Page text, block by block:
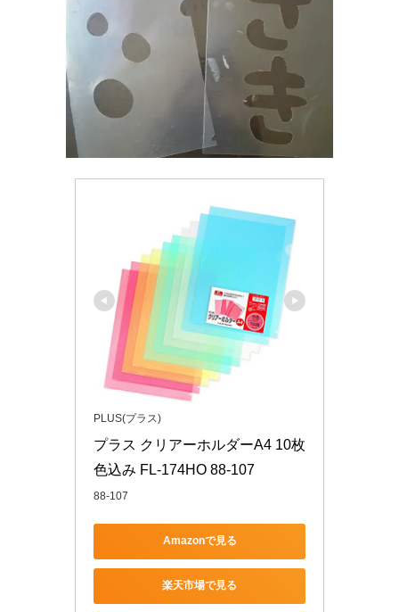
PLUS(プラス)
プラス クリアーホルダーA4 10枚
色込み FL-174HO 88-107
88-107
Amazonで見る
楽天市場で見る